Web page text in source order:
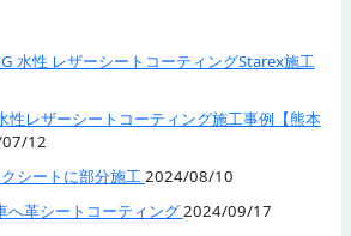
水性 レザーシートコーティングStarex施工
性レザーシートコーティング施工事例【熊本
12
シートに部分施工2024/08/10
へ革シートコーティング2024/09/17